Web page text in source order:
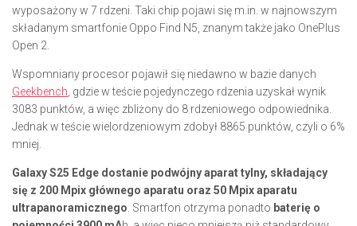
wyposażony w 7 rdzeni. Taki chip pojawi się m.in. w najnowszym
składanym smartfonie Oppo Find N5, znanym także jako OnePlus
Open 2.
Wspomniany procesor pojawił się niedawno w bazie danych
Geekbench , gdzie w teście pojedynczego rdzenia uzyskał wynik
3083 punktów, a więc zbliżony do 8 rdzeniowego odpowiednika.
Jednak w teście wielordzeniowym zdobył 8865 punktów, czyli o 6%
mniej.
Galaxy S25 Edge dostanie podwójny aparat tylny, składający
się z 200 Mpix głównego aparatu oraz 50 Mpix aparatu
ultrapanoramicznego . Smartfon otrzyma ponadto baterię o